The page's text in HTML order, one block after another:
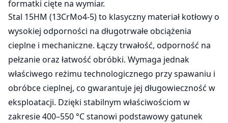
formatki cięte na wymiar.
Stal 15HM (13CrMo4-5) to klasyczny materiał kotłowy o
wysokiej odporności na długotrwałe obciążenia
cieplne i mechaniczne. Łączy trwałość, odporność na
pełzanie oraz łatwość obróbki. Wymaga jednak
właściwego reżimu technologicznego przy spawaniu i
obróbce cieplnej, co gwarantuje jej długowieczność w
eksploatacji. Dzięki stabilnym właściwościom w
zakresie 400–550 °C stanowi podstawowy gatunek